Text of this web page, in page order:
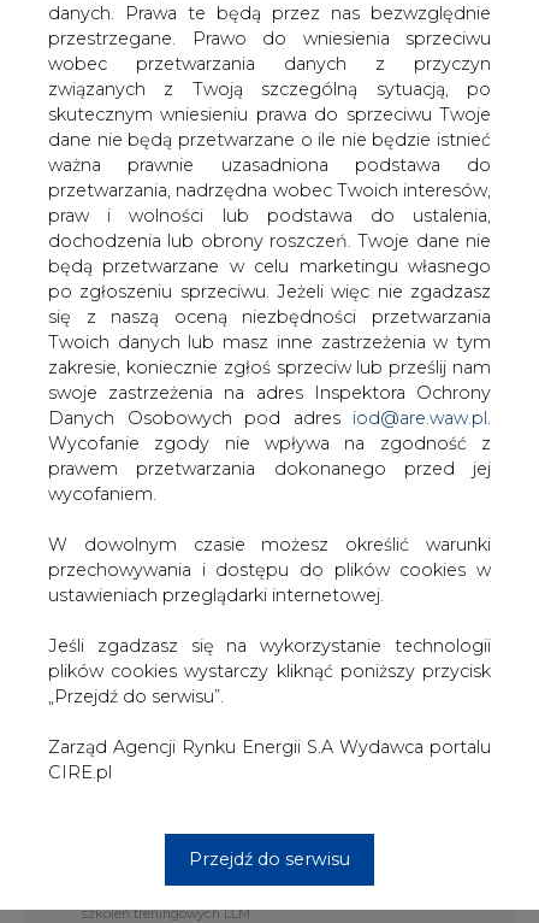
danych. Prawa te będą przez nas bezwzględnie
przestrzegane. Prawo do wniesienia sprzeciwu
wobec przetwarzania danych z przyczyn
związanych z Twoją szczególną sytuacją, po
skutecznym wniesieniu prawa do sprzeciwu Twoje
dane nie będą przetwarzane o ile nie będzie istnieć
ważna prawnie uzasadniona podstawa do
przetwarzania, nadrzędna wobec Twoich interesów,
praw i wolności lub podstawa do ustalenia,
dochodzenia lub obrony roszczeń. Twoje dane nie
będą przetwarzane w celu marketingu własnego
po zgłoszeniu sprzeciwu. Jeżeli więc nie zgadzasz
się z naszą oceną niezbędności przetwarzania
Twoich danych lub masz inne zastrzeżenia w tym
zakresie, koniecznie zgłoś sprzeciw lub prześlij nam
swoje zastrzeżenia na adres Inspektora Ochrony
Danych Osobowych pod adres iod@are.waw.pl
Wycofanie zgody nie wpływa na zgodność z
prawem przetwarzania dokonanego przed jej
wycofaniem.
W dowolnym czasie możesz określić warunki
przechowywania i dostępu do plików cookies w
ustawieniach przeglądarki internetowej.
Jeśli zgadzasz się na wykorzystanie technologii
plików cookies wystarczy kliknąć poniższy przycisk
„Przejdź do serwisu”.
Zarząd Agencji Rynku Energii S.A Wydawca portalu
CIRE.pl
Przejdź do serwisu
W dniu 20 grudnia 2004 roku został
podpisany kontrakt pomiędzy
Elektrownią &#8222;Bełchatów&#8221;
SA, wchodzącą w skład Grupy BOT
Górnictwo i Energetyka SA a Koncernem
ALSTOM na budowę nowego bloku
energetycznego o mocy 833 MW.
„Największa inwestycja energetyczna w Polsce
gwarantuje utrzymanie zdolności wytwórczych
elektrowni w perspektywie co najmniej 30 lat. Dlatego
tak ważne jest terminowe realizowanie harmonogramu
inwestycyjnego – powiedział podczas uroczystości
Zbigniew Bicki, prezes Zarządu BOT Górnictwo i
Energetyka SA. Dlatego tak ważne jest pełne zamknięcie
finansowe tego projektu. Nie ukrywam, że przy
pozyskiwaniu środków liczymy na aktywną rolę i wsparcie
rządu”- dodał prezes Zbigniew Bicki.
Nowy blok ma zostać oddany do użytku 48 miesięcy po
zamknięciu finansowania, to jest w 2009 roku. Wartość
kontraktu wynosi około 830 milionów euro.
W pełni zautomatyzowany blok będzie zbudowany przy
zastosowaniu najlepszych światowych rozwiązań.
Inwestycja pozwoli utrzymać dotychczasowy poziom
wydobycia węgla w KWB Bełchatów, sprostać
zapotrzebowaniu na energię elektryczną przy spełnieniu
norm ochrony środowiska i utrzymać konkurencyjną
pozycję na rynku energii.
Artykuł powstał bez wsparcia narzędzi sztucznej inteligencji.
szkoleń treningowych LLM.